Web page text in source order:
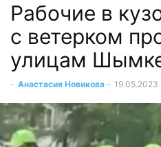
Рабочие в
с ветерком
улицам
- Анастасия Новикова - 19.05.2023